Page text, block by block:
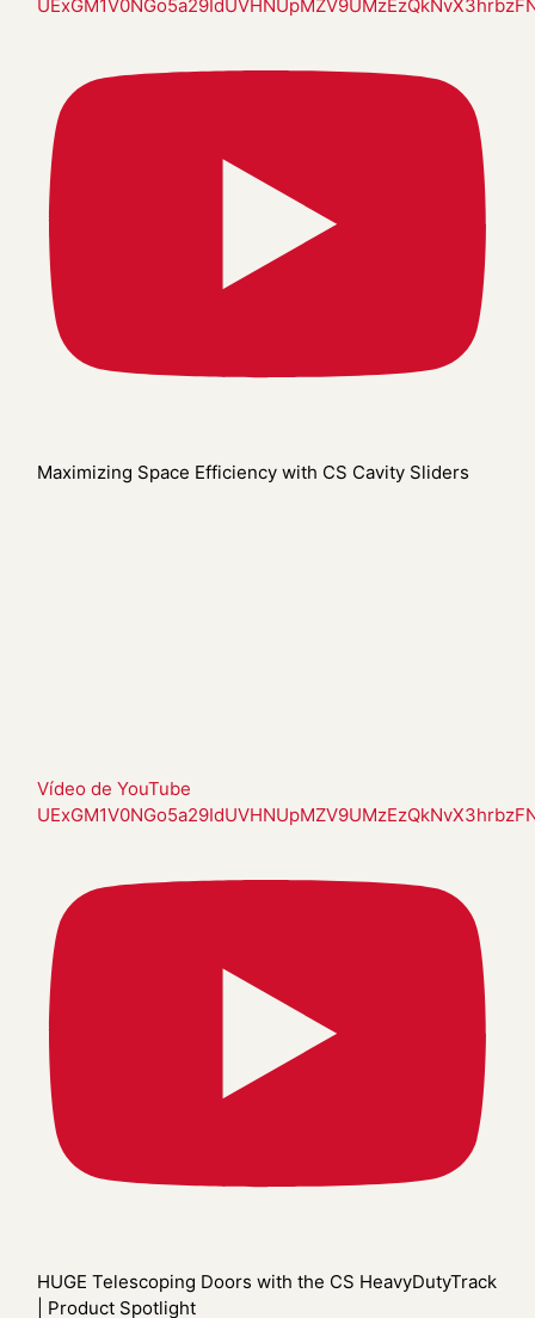
Maximizing Space Efficiency with CS Cavity Sliders
Vídeo de YouTube
HUGE Telescoping Doors with the CS HeavyDutyTrack
| Product Spotlight